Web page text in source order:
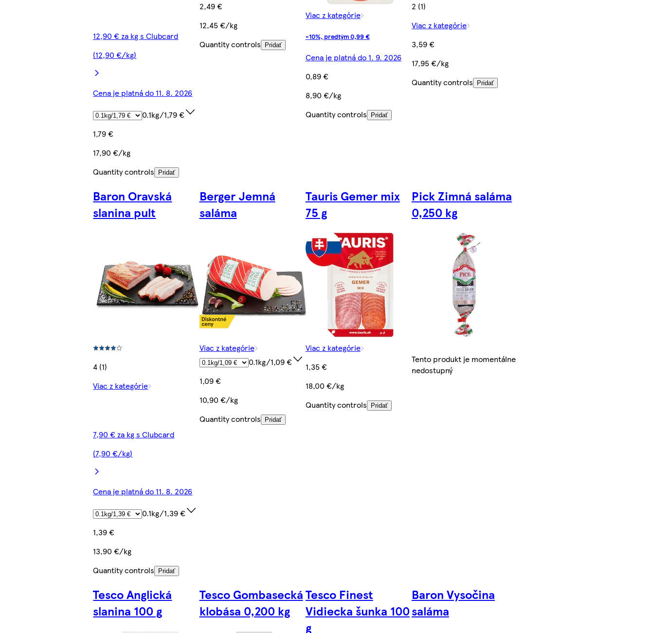
12,90 € za kg s Clubcard
(12,90 €/kg)
Cena je platná do 11. 8. 2026
0.1kg/1,79 €
1,79 €
17,90 €/kg
Quantity controls
Pridať
2,49 €
12,45 €/kg
Quantity controls
Pridať
Viac z kategórie
-10%, predtým 0,99 €
Cena je platná do 1. 9. 2026
0,89 €
8,90 €/kg
Quantity controls
Pridať
2 (1)
Viac z kategórie
3,59 €
17,95 €/kg
Quantity controls
Pridať
Baron Oravská
slanina pult
4 (1)
Viac z kategórie
7,90 € za kg s Clubcard
(7,90 €/kg)
Cena je platná do 11. 8. 2026
0.1kg/1,39 €
1,39 €
13,90 €/kg
Quantity controls
Pridať
Berger Jemná
saláma
Viac z kategórie
0.1kg/1,09 €
1,09 €
10,90 €/kg
Quantity controls
Pridať
Tauris Gemer mix
75 g
Viac z kategórie
1,35 €
18,00 €/kg
Quantity controls
Pridať
Pick Zimná saláma
0,250 kg
Tento produkt je momentálne
nedostupný
Tesco Anglická
slanina 100 g
Tesco Gombasecká
klobása 0,200 kg
Tesco Finest
Vidiecka šunka 100
g
Baron Vysočina
saláma